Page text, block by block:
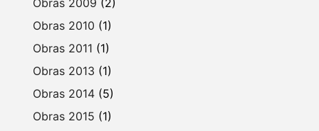
Obras 2009 (2)
Obras 2010 (1)
Obras 2011 (1)
Obras 2013 (1)
Obras 2014 (5)
Obras 2015 (1)